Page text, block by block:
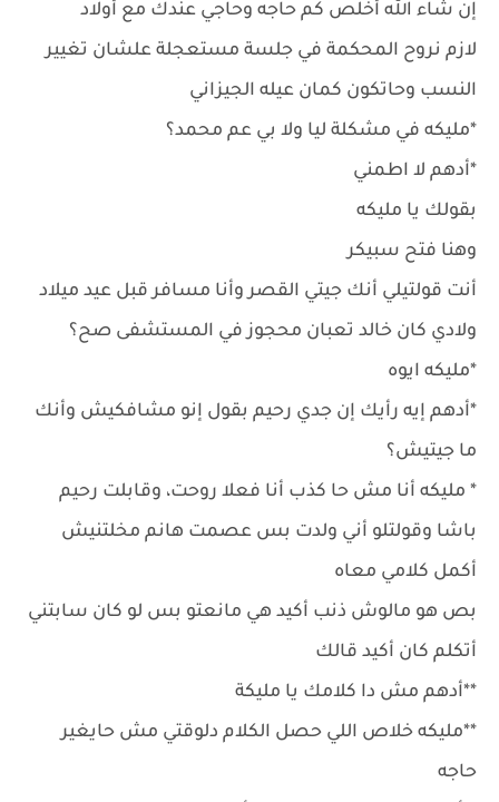
إن شاء الله أخلص كم حاجه وحاجي عندك مع أولاد
لازم نروح المحكمة في جلسة مستعجلة علشان تغيير
النسب وحاتكون كمان عيله الجيزاني
*مليكه في مشكلة ليا ولا بي عم محمد؟
*أدهم لا اطمني
بقولك يا مليكه
وهنا فتح سبيكر
أنت قولتيلي أنك جيتي القصر وأنا مسافر قبل عيد ميلاد
ولادي كان خالد تعبان محجوز في المستشفى صح؟
*مليكه ايوه
*أدهم إيه رأيك إن جدي رحيم بقول إنو مشافكيش وأنك
ما جيتيش؟
* مليكه أنا مش حا كذب أنا فعلا روحت، وقابلت رحيم
باشا وقولتلو أني ولدت بس عصمت هانم مخلتنيش
أكمل كلامي معاه
بص هو مالوش ذنب أكيد هي مانعتو بس لو كان سابتني
أتكلم كان أكيد قالك
**أدهم مش دا كلامك يا مليكة
**مليكه خلاص اللي حصل الكلام دلوقتي مش حايغير
حاجه